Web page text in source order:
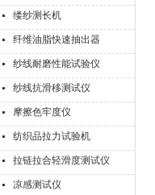
缕纱测长机
纤维油脂快速抽出器
纱线耐磨性能试验仪
纱线抗滑移测试仪
摩擦色牢度仪
纺织品拉力试验机
拉链拉合轻滑度测试仪
凉感测试仪